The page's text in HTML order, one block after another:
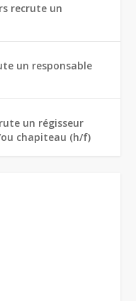
recrute un
un responsable
un régisseur
chapiteau (h/f)